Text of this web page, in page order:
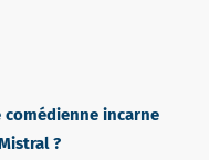
comédienne incarne
?